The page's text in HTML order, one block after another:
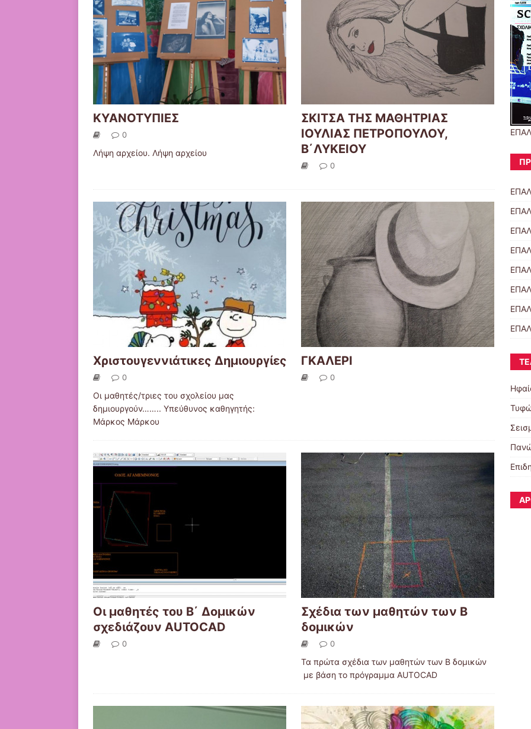
ΚΥΑΝΟΤΥΠΙΕΣ
0
Λήψη αρχείου. Λήψη αρχείου
ΣΚΙΤΣΑ ΤΗΣ ΜΑΘΗΤΡΙΑΣ
ΙΟΥΛΙΑΣ ΠΕΤΡΟΠΟΥΛΟΥ,
Β΄ΛΥΚΕΙΟΥ
0
Χριστουγεννιάτικες Δημιουργίες
0
Οι μαθητές/τριες του σχολείου μας
δημιουργούν…….. Υπεύθυνος καθηγητής:
Μάρκος Μάρκου
ΓΚΑΛΕΡΙ
0
Οι μαθητές του Β΄ Δομικών
σχεδιάζουν AUTOCAD
0
Σχέδια των μαθητών των Β
δομικών
0
Τα πρώτα σχέδια των μαθητών των Β δομικών
με βάση το πρόγραμμα AUTOCAD